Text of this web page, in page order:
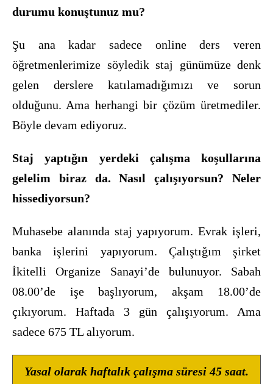
durumu konuştunuz mu?
Şu ana kadar sadece online ders veren
öğretmenlerimize söyledik staj günümüze denk
gelen derslere katılamadığımızı ve sorun
olduğunu. Ama herhangi bir çözüm üretmediler.
Böyle devam ediyoruz.
Staj yaptığın yerdeki çalışma koşullarına
gelelim biraz da. Nasıl çalışıyorsun? Neler
hissediyorsun?
Muhasebe alanında staj yapıyorum. Evrak işleri,
banka işlerini yapıyorum. Çalıştığım şirket
İkitelli Organize Sanayi’de bulunuyor. Sabah
08.00’de işe başlıyorum, akşam 18.00’de
çıkıyorum. Haftada 3 gün çalışıyorum. Ama
sadece 675 TL alıyorum.
Yasal olarak haftalık çalışma süresi 45 saat.